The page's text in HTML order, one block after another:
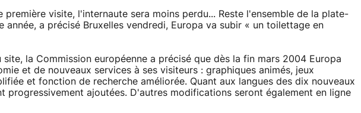
première visite, l'internaute sera moins perdu... Reste l'ensemble de la plate-
année, a précisé Bruxelles vendredi, Europa va subir « un toilettage en
site, la Commission européenne a précisé que dès la fin mars 2004 Europa
et de nouveaux services à ses visiteurs : graphiques animés, jeux
et fonction de recherche améliorée. Quant aux langues des dix nouveaux
progressivement ajoutées. D'autres modifications seront également en ligne